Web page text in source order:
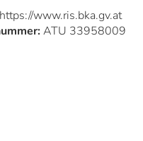
https://www.ris.bka.gv.at
ATU 33958009